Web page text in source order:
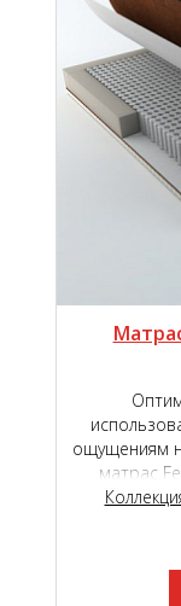
ощущениям
матрас